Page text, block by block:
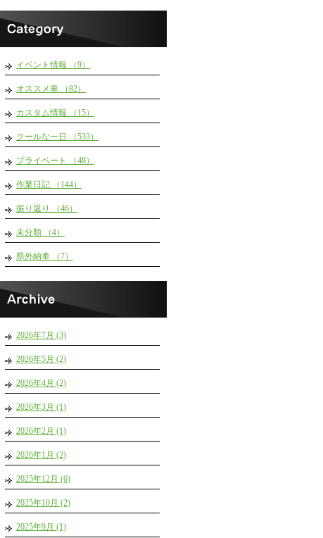
イベント情報 （9）
オススメ車 （82）
カスタム情報 （15）
クールな一日 （533）
プライベート （48）
作業日記 （144）
振り返り （46）
未分類 （4）
県外納車 （7）
2026年7月 (3)
2026年5月 (2)
2026年4月 (2)
2026年3月 (1)
2026年2月 (1)
2026年1月 (2)
2025年12月 (6)
2025年10月 (2)
2025年9月 (1)